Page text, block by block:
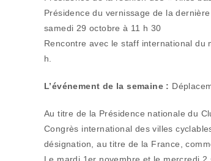
Présidence du vernissage de la
samedi 29 octobre à 11 h 30
Rencontre avec le staff international du
h.
L’événement de la semaine :
Au titre de la Présidence nationale du
Congrès international des villes
désignation, au titre de la France,